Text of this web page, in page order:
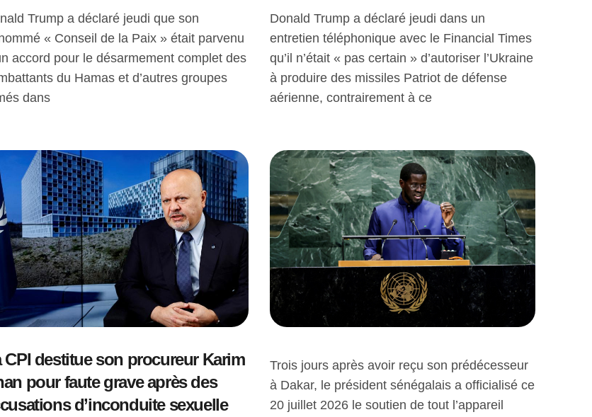
Trump a déclaré jeudi que son
« Conseil de la Paix » était parvenu
accord pour le désarmement complet des
du Hamas et d’autres groupes
dans
Donald Trump a déclaré jeudi dans un
entretien téléphonique avec le Financial Times
qu’il n’était « pas certain » d’autoriser l’Ukraine
à produire des missiles Patriot de défense
aérienne, contrairement à ce
CPI destitue son procureur Karim
pour faute grave après des
d’inconduite sexuelle
Trois jours après avoir reçu son prédécesseur
à Dakar, le président sénégalais a officialisé ce
20 juillet 2026 le soutien de tout l’appareil